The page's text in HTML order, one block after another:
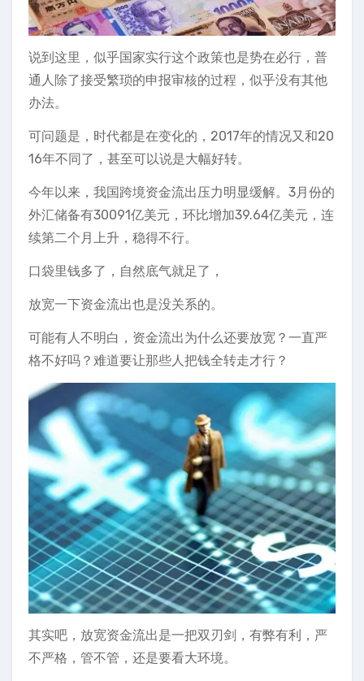
说到这里，似乎国家实行这个政策也是势在必行，普
通人除了接受繁琐的申报审核的过程，似乎没有其他
办法。
可问题是，时代都是在变化的，2017年的情况又和20
16年不同了，甚至可以说是大幅好转。
今年以来，我国跨境资金流出压力明显缓解。3月份的
外汇储备有30091亿美元，环比增加39.64亿美元，连
续第二个月上升，稳得不行。
口袋里钱多了，自然底气就足了，
放宽一下资金流出也是没关系的。
可能有人不明白，资金流出为什么还要放宽？一直严
格不好吗？难道要让那些人把钱全转走才行？
其实吧，放宽资金流出是一把双刃剑，有弊有利，严
不严格，管不管，还是要看大环境。